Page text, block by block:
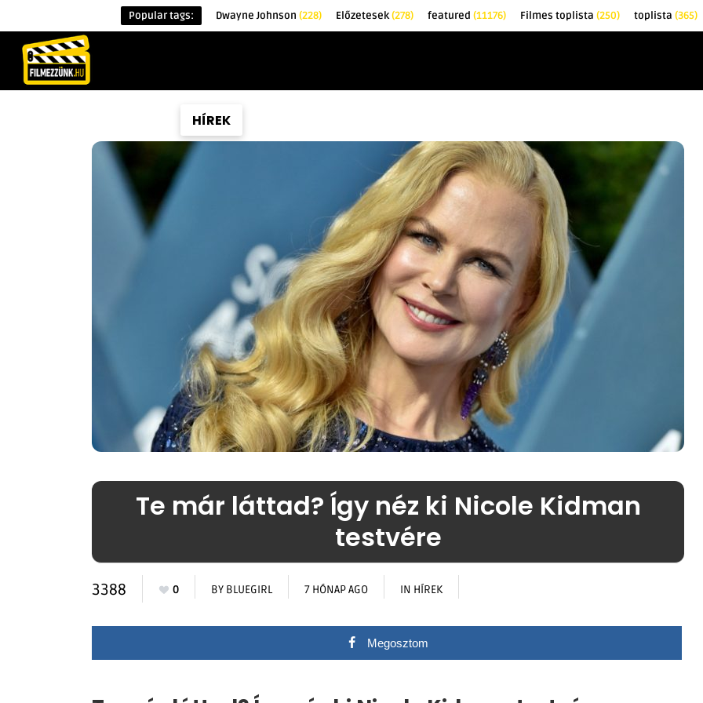
Popular tags: Dwayne Johnson (228) Előzetesek(278) featured (11176) Filmes toplista (250) toplista (365)
HÍREK
Te már láttad? Így néz ki Nicole Kidman
testvére
3388 0 BY BLUEGIRL 7 HÓNAP AGO IN HÍREK
Megosztom